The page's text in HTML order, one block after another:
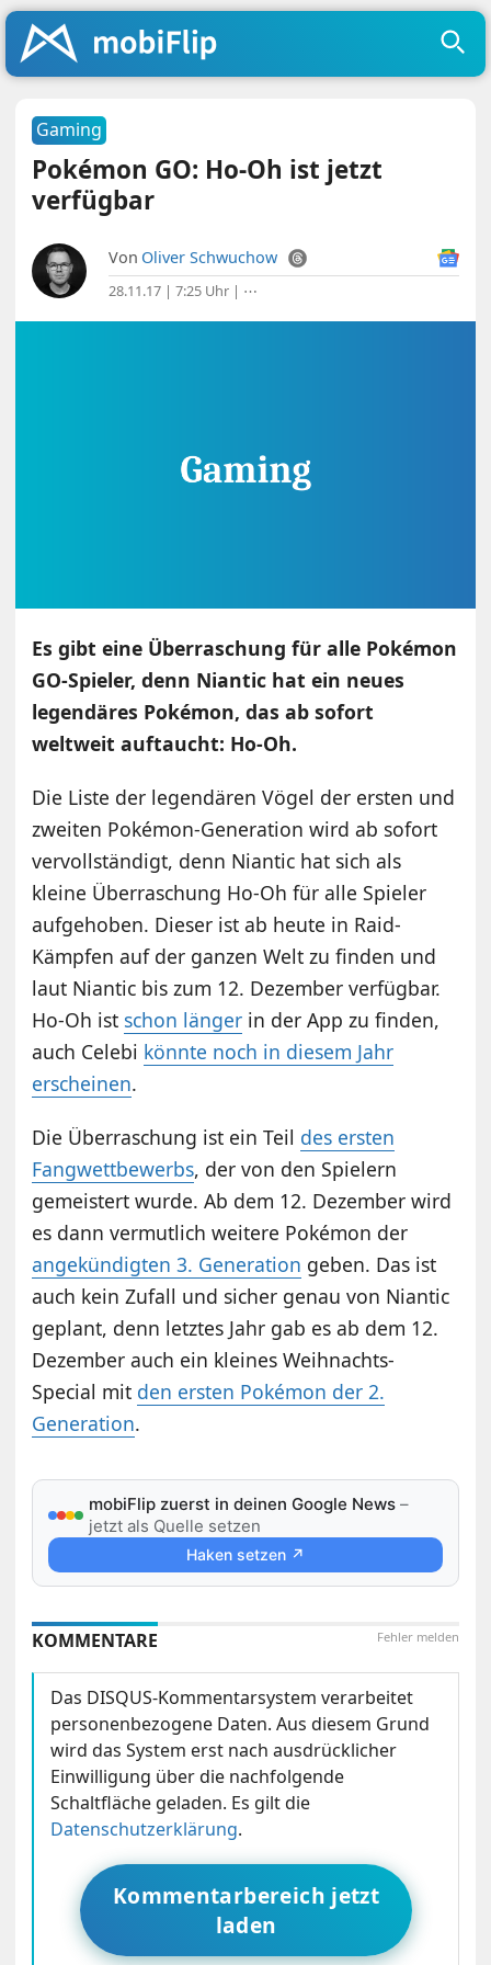
Gaming
Pokémon GO: Ho-Oh ist jetzt
verfügbar
Von Oliver Schwuchow
28.11.17 | 7:25 Uhr | ⋯
Es gibt eine Überraschung für alle Pokémon
GO-Spieler, denn Niantic hat ein neues
legendäres Pokémon, das ab sofort
weltweit auftaucht: Ho-Oh.
Die Liste der legendären Vögel der ersten und
zweiten Pokémon-Generation wird ab sofort
vervollständigt, denn Niantic hat sich als
kleine Überraschung Ho-Oh für alle Spieler
aufgehoben. Dieser ist ab heute in Raid-
Kämpfen auf der ganzen Welt zu finden und
laut Niantic bis zum 12. Dezember verfügbar.
Ho-Oh ist schon länger in der App zu finden,
auch Celebi könnte noch in diesem Jahr
erscheinen.
Die Überraschung ist ein Teil des ersten
Fangwettbewerbs, der von den Spielern
gemeistert wurde. Ab dem 12. Dezember wird
es dann vermutlich weitere Pokémon der
angekündigten 3. Generation geben. Das ist
auch kein Zufall und sicher genau von Niantic
geplant, denn letztes Jahr gab es ab dem 12.
Dezember auch ein kleines Weihnachts-
Special mit den ersten Pokémon der 2.
Generation.
mobiFlip zuerst in deinen Google News –
jetzt als Quelle setzen
Haken setzen ↗
Fehler melden
KOMMENTARE
Das DISQUS-Kommentarsystem verarbeitet
personenbezogene Daten. Aus diesem Grund
wird das System erst nach ausdrücklicher
Einwilligung über die nachfolgende
Schaltfläche geladen. Es gilt die
Datenschutzerklärung.
Kommentarbereich jetzt
laden